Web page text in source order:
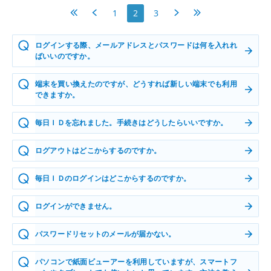
最初へ 前へ1 2 3 次へ
ログインする際、メールアドレスとパスワードは何を入れれ
ばいいのですか。
端末を買い換えたのですが、どうすれば新しい端末でも利用
できますか。
毎日ＩＤを忘れました。手続きはどうしたらいいですか。
ログアウトはどこからするのですか。
毎日ＩＤのログインはどこからするのですか。
ログインができません。
パスワードリセットのメールが届かない。
パソコンで紙面ビューアーを利用していますが、スマートフ